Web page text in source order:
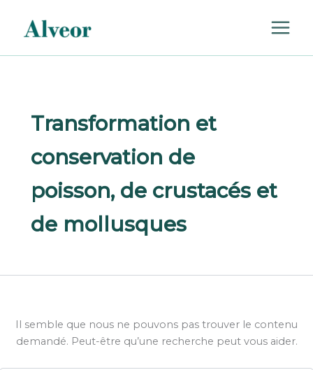
contenu
Transformation et
conservation de
poisson, de crustacés et
de mollusques
Il semble que nous ne pouvons pas trouver le contenu
demandé. Peut-être qu’une recherche peut vous aider.